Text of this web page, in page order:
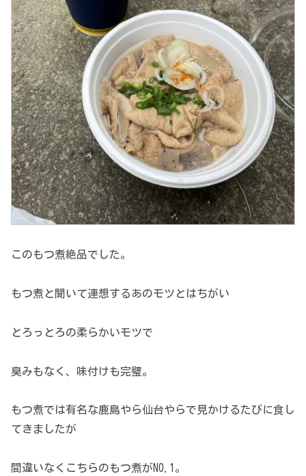
このもつ煮絶品でした。
もつ煮と聞いて連想するあのモツとはちがい
とろっとろの柔らかいモツで
臭みもなく、味付けも完璧。
もつ煮では有名な鹿島やら仙台やらで見かけるたびに食し
てきましたが
間違いなくこちらのもつ煮がN0.1。